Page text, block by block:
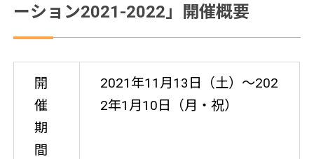
ーション2021-2022」開催概要
開
催
期
間
2021年11月13日（土）〜202
2年1月10日（月・祝）